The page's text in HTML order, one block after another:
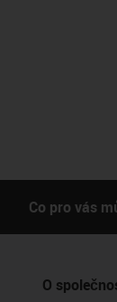
Co pro vás
O